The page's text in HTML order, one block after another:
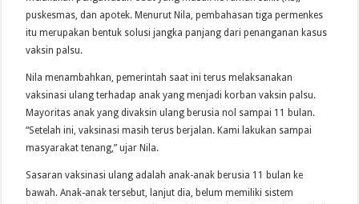
puskesmas, dan apotek. Menurut Nila, pembahasan tiga permenkes
itu merupakan bentuk solusi jangka panjang dari penanganan kasus
vaksin palsu.
Nila menambahkan, pemerintah saat ini terus melaksanakan
vaksinasi ulang terhadap anak yang menjadi korban vaksin palsu.
Mayoritas anak yang divaksin ulang berusia nol sampai 11 bulan.
“Setelah ini, vaksinasi masih terus berjalan. Kami lakukan sampai
masyarakat tenang,” ujar Nila.
Sasaran vaksinasi ulang adalah anak-anak berusia 11 bulan ke
bawah. Anak-anak tersebut, lanjut dia, belum memiliki sistem